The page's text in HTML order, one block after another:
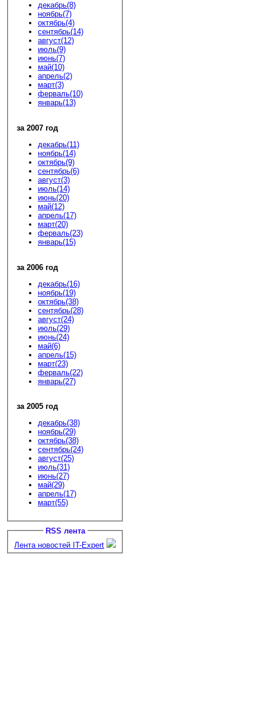
декабрь(8)
ноябрь(7)
октябрь(4)
сентябрь(14)
август(12)
июль(9)
июнь(7)
май(10)
апрель(2)
март(3)
ферваль(10)
январь(13)
за 2007 год
декабрь(11)
ноябрь(14)
октябрь(9)
сентябрь(6)
август(3)
июль(14)
июнь(20)
май(12)
апрель(17)
март(20)
ферваль(23)
январь(15)
за 2006 год
декабрь(16)
ноябрь(19)
октябрь(38)
сентябрь(28)
август(24)
июль(29)
июнь(24)
май(6)
апрель(15)
март(23)
ферваль(22)
январь(27)
за 2005 год
декабрь(38)
ноябрь(29)
октябрь(38)
сентябрь(24)
август(25)
июль(31)
июнь(27)
май(29)
апрель(17)
март(55)
RSS лента
Лента новостей IT-Expert